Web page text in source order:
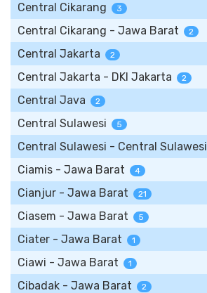
Central Cikarang 3
Central Cikarang - Jawa Barat 2
Central Jakarta 2
Central Jakarta - DKI Jakarta 2
Central Java 2
Central Sulawesi 5
Central Sulawesi - Central Sulawesi
Ciamis - Jawa Barat 4
Cianjur - Jawa Barat 21
Ciasem - Jawa Barat 5
Ciater - Jawa Barat 1
Ciawi - Jawa Barat 1
Cibadak - Jawa Barat 2